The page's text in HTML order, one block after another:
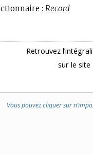
: Record
Retrouvez
sur le site
Vous pouvez cliquer sur